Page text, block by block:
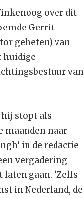
over dit
Gerrit
geheten) van
huidige
van
hij stopt als
maanden naar
in de redactie
vergadering
gaan. ‘Zelfs
in Nederland, de